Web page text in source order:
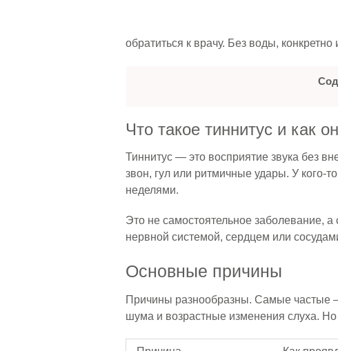
обратиться к врачу. Без воды, конкретно
Что такое тиннитус и как
Тиннитус — это восприятие звука без
звон, гул или ритмичные удары. У кого-
неделями.
Это не самостоятельное заболевание,
нервной системой, сердцем или
Основные причины
Причины разнообразны. Самые частые
шума и возрастные изменения слуха.